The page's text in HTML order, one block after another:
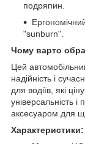
подряпин.
"sunburn".
Чому варто
Цей
надійність і
для водіїв, які
універсальність
аксесуаром для
Характеристики: